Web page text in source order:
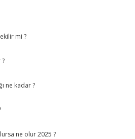
mi ?
ne kadar ?
ne olur 2025 ?